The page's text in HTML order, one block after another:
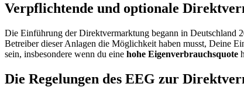
Verpflichtende und optionale
Die Einführung der Direktvermarktung begann in Deutschland
Betreiber dieser Anlagen die Möglichkeit haben musst, Deine
sein, insbesondere wenn du eine hohe Eigenverbrauchsquote
Die Regelungen des EEG zur